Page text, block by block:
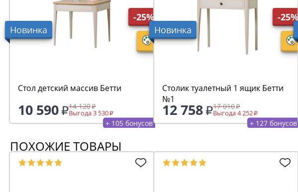
Новинка
-25%
Стол детский массив Бетти
10 590 14 120
Выгода 3 530
+ 105 бонусов
Новинка
-25%
Столик туалетный 1 ящик Бетти
№1
12 758 17 010
Выгода 4 252
+ 127 бонусов
ПОХОЖИЕ ТОВАРЫ